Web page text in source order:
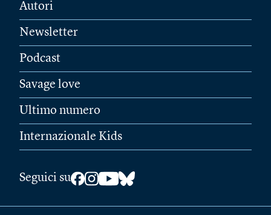
Autori
Newsletter
Podcast
Savage love
Ultimo numero
Internazionale Kids
Seguici su